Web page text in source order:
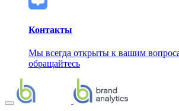
Контакты
Мы всегда открыты к вашим
обращайтесь